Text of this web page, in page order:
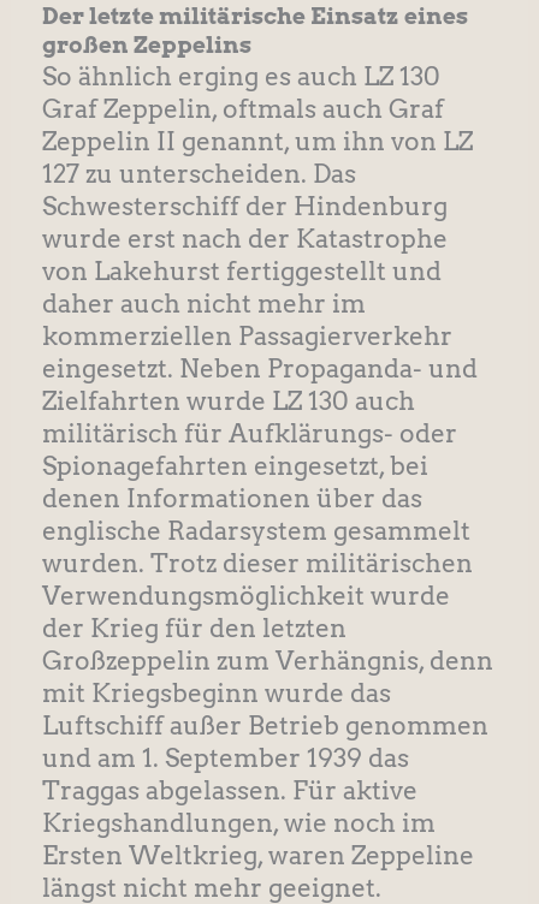
Der letzte militärische Einsatz eines
großen Zeppelins
So ähnlich erging es auch LZ 130
Graf Zeppelin, oftmals auch Graf
Zeppelin II genannt, um ihn von LZ
127 zu unterscheiden. Das
Schwesterschiff der Hindenburg
wurde erst nach der Katastrophe
von Lakehurst fertiggestellt und
daher auch nicht mehr im
kommerziellen Passagierverkehr
eingesetzt. Neben Propaganda- und
Zielfahrten wurde LZ 130 auch
militärisch für Aufklärungs- oder
Spionagefahrten eingesetzt, bei
denen Informationen über das
englische Radarsystem gesammelt
wurden. Trotz dieser militärischen
Verwendungsmöglichkeit wurde
der Krieg für den letzten
Großzeppelin zum Verhängnis, denn
mit Kriegsbeginn wurde das
Luftschiff außer Betrieb genommen
und am 1. September 1939 das
Traggas abgelassen. Für aktive
Kriegshandlungen, wie noch im
Ersten Weltkrieg, waren Zeppeline
längst nicht mehr geeignet.